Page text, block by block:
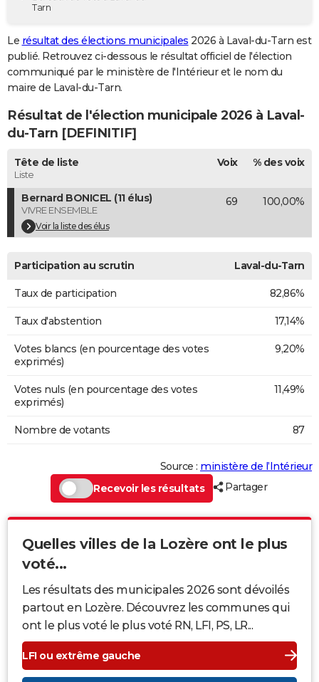
Destinations
City break
Voyage nature
Voyage de noces
Forum
GUIDES D'ACHAT
BONS PLANS
Carte de Noël
Carte Bonne année
Carte Saint-Valentin
Carte Pâques
Carte d'anniversaire
DICTIONNAIRE
Dictionnaire
Biographies
Citations
Expressions
Proverbes
PROGRAMME TV
COPAINS D'AVANT
S'inscrire
Se connecter
Lycées
Collèges
Primaires
Universités
Entreprises
Service militaire
Avis de recherche
AVIS DE DÉCÈS
Bricolage
Television
Tarn
Le résultat des élections municipales 2026 à Laval-du-Tarn est
publié. Retrouvez ci-dessous le résultat officiel de l'élection
communiqué par le ministère de l'Intérieur et le nom du
maire de Laval-du-Tarn.
Résultat de l'élection municipale 2026 à Laval-
du-Tarn [DEFINITIF]
Tête de liste
Liste
Voix % des voix
Bernard BONICEL (11 élus)
VIVRE ENSEMBLE
Voir la liste des élus
69 100,00%
Participation au scrutin Laval-du-Tarn
Taux de participation 82,86%
Taux d'abstention 17,14%
Votes blancs (en pourcentage des votes
exprimés)
9,20%
Votes nuls (en pourcentage des votes
exprimés)
11,49%
Nombre de votants 87
Source : ministère de l’Intérieur
Recevoir les résultats
Partager
Quelles villes de la Lozère ont le plus
voté...
Les résultats des municipales 2026 sont dévoilés
partout en Lozère. Découvrez les communes qui
ont le plus voté le plus voté RN, LFI, PS, LR...
LFI ou extrême gauche